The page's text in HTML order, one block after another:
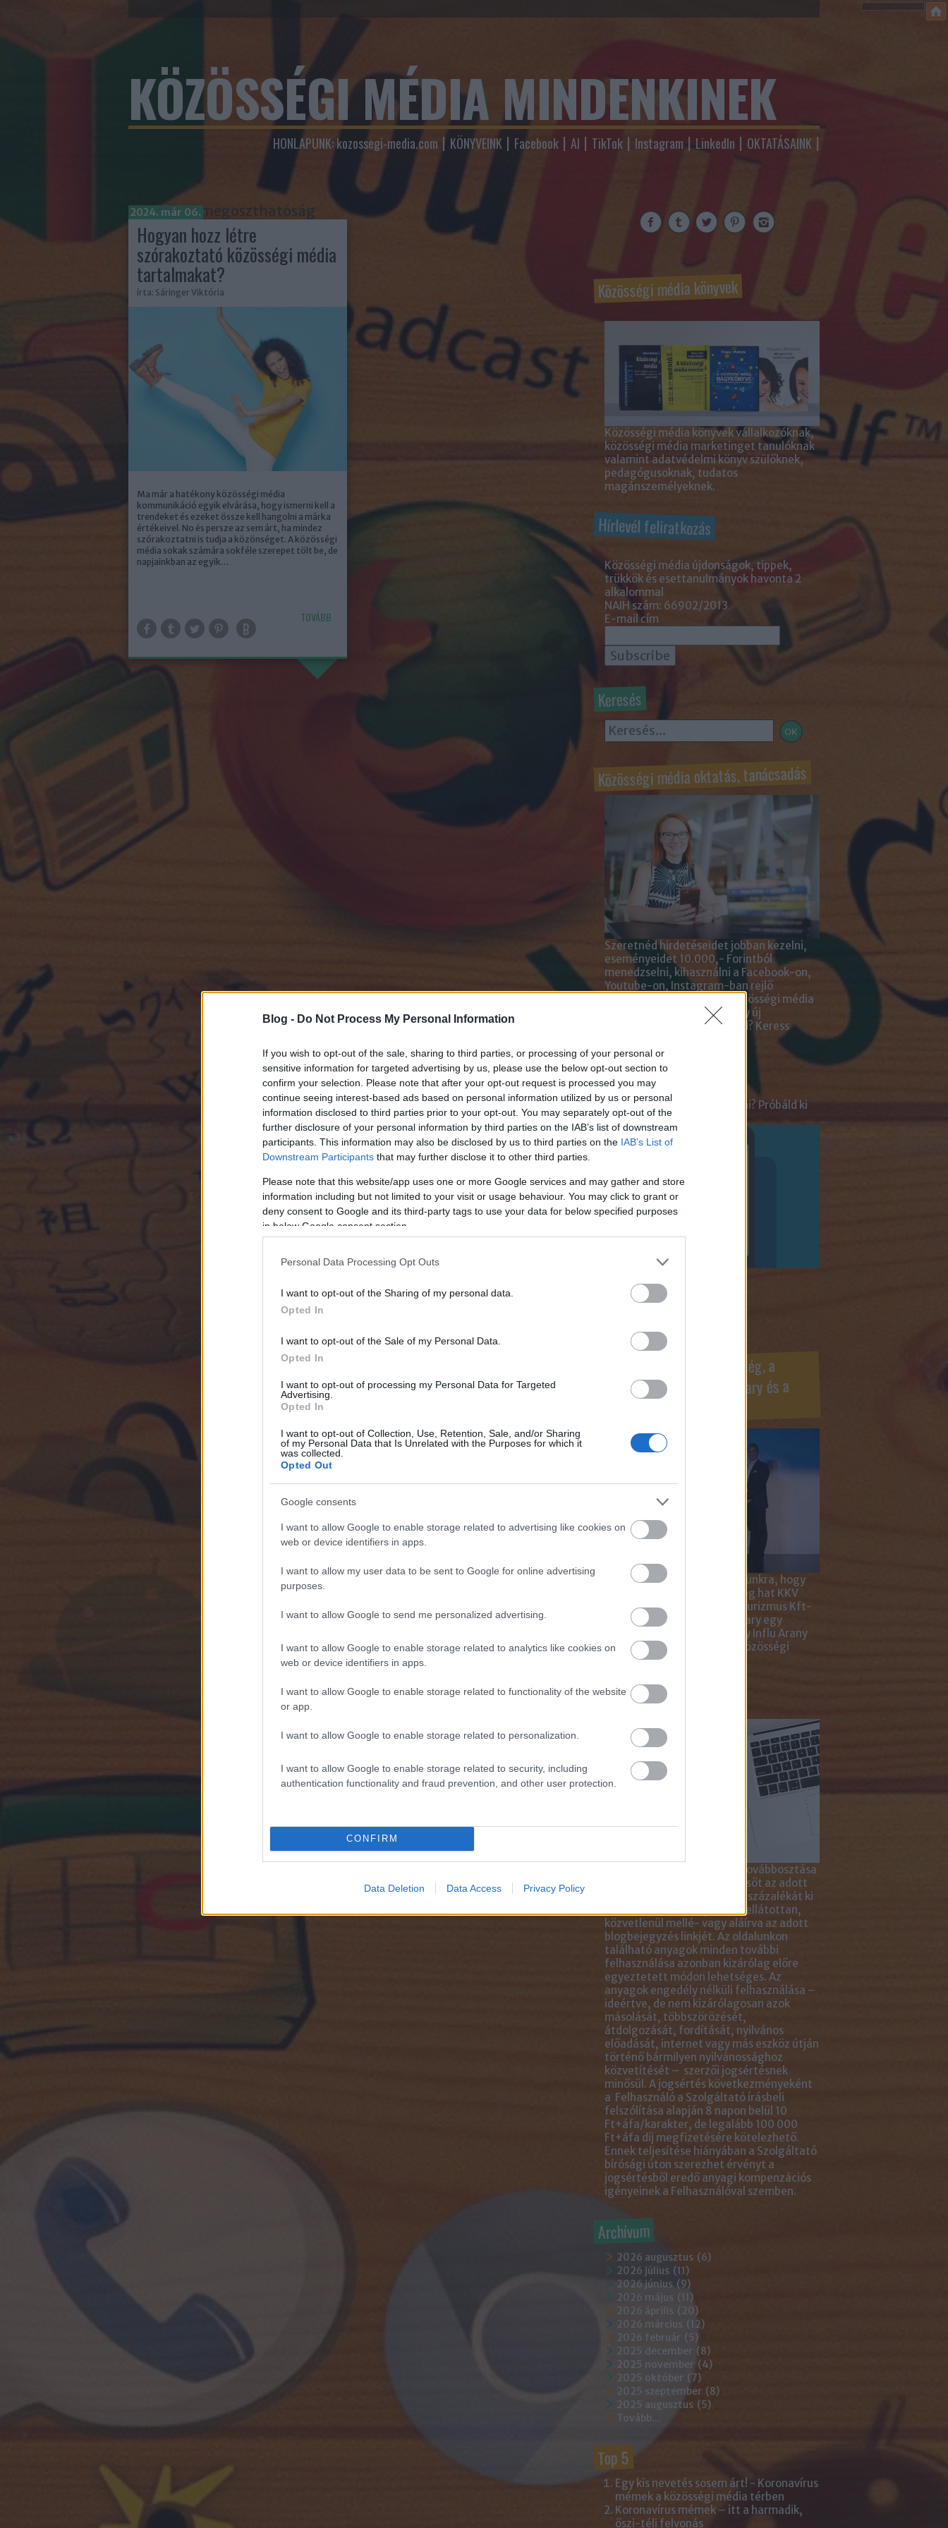
Blog - Do Not Process My Personal Information
If you wish to opt-out of the sale, sharing to third parties, or processing of your personal or
sensitive information for targeted advertising by us, please use the below opt-out section to
confirm your selection. Please note that after your opt-out request is processed you may
continue seeing interest-based ads based on personal information utilized by us or personal
information disclosed to third parties prior to your opt-out. You may separately opt-out of the
further disclosure of your personal information by third parties on the IAB’s list of downstream
participants. This information may also be disclosed by us to third parties on the IAB’s List of
Downstream Participants that may further disclose it to other third parties.
Please note that this website/app uses one or more Google services and may gather and store
information including but not limited to your visit or usage behaviour. You may click to grant or
deny consent to Google and its third-party tags to use your data for below specified purposes
in below Google consent section.
Personal Data Processing Opt Outs
I want to opt-out of the Sharing of my personal data.
Opted In
I want to opt-out of the Sale of my Personal Data.
Opted In
I want to opt-out of processing my Personal Data for Targeted
Advertising.
Opted In
I want to opt-out of Collection, Use, Retention, Sale, and/or Sharing
of my Personal Data that Is Unrelated with the Purposes for which it
was collected.
Opted Out
Google consents
I want to allow Google to enable storage related to advertising like cookies on
web or device identifiers in apps.
I want to allow my user data to be sent to Google for online advertising
purposes.
I want to allow Google to send me personalized advertising.
I want to allow Google to enable storage related to analytics like cookies on
web or device identifiers in apps.
I want to allow Google to enable storage related to functionality of the website
or app.
I want to allow Google to enable storage related to personalization.
I want to allow Google to enable storage related to security, including
authentication functionality and fraud prevention, and other user protection.
CONFIRM
Data Deletion Data Access Privacy Policy
KÖZÖSSÉGI MÉDIA MINDENKINEK
HONLAPUNK: kozossegi-media.com KÖNYVEINK Facebook AI TikTok Instagram LinkedIn OKTATÁSAINK
Címkék»megoszthatóság
2024. már 06.
Hogyan hozz létre
szórakoztató közösségi média
tartalmakat?
írta: Sáringer Viktória
Ma már a hatékony közösségi média
kommunikáció egyik elvárása, hogy ismerni kell a
trendeket és ezeket össze kell hangolni a márka
értékeivel. No és persze az sem árt, ha mindez
szórakoztatni is tudja a közönséget. A közösségi
média sokak számára sokféle szerepet tölt be, de
napjainkban az egyik…
TOVÁBB
Közösségi média könyvek
Közösségi média könyvek vállalkozóknak,
közösségi média marketinget tanulóknak
valamint adatvédelmi könyv szülőknek,
pedagógusoknak, tudatos
magánszemélyeknek.
Hírlevél feliratkozás
Közösségi média újdonságok, tippek,
trükkök és esettanulmányok havonta 2
alkalommal
NAIH szám: 66902/2013
E-mail cím
Keresés
Közösségi média oktatás, tanácsadás
Szeretnéd hirdetéseidet jobban kezelni,
eseményeidet 10.000,- Forintból
menedzselni, kihasználni a Facebook-on,
Youtube-on, Instagram-ban rejlő
lehetőségeket? Kiadnád közösségi média
oldalai kezelését? Netán egy új
alkalmazásra van szükséged? Keress
Chatbot
Szeretnél velünk beszélgetni? Próbáld ki
Messenger Chatbotunkat!
Facebook oldaldoboz
Magyar Marketing Szövetség, a
KREATÍV, az Internet Hungary és a
Nagy megtiszteltetés számunkra, hogy
Magyar Marketing Szövetség hat KKV
Marketing Gyémánt Díjjal, Turizmus Kft-
től 5 díjjal, az Internet Hungary egy
fődíjjal, a KREATÍV pedig egy Influ Arany
díjjal tüntette ki cégünket közösségi
média kampányaiért.
Így használd cikkeinket...
Az anyagok linkkel történő továbbosztása
természetesen lehetséges, sőt az adott
blogcikkben lévő tartalom 5 százalékát ki
is másolhatod idézőjelekkel ellátottan,
közvetlenül mellé- vagy aláírva az adott
blogbejegyzés linkjét. Az oldalunkon
található anyagok minden további
felhasználása azonban kizárólag előre
egyeztetett módon lehetséges. Az
anyagok engedély nélküli felhasználása –
ideértve, de nem kizárólagosan azok
másolását, többszörözését,
átdolgozását, fordítását, nyilvános
előadását, internet vagy más eszköz útján
történő bármilyen nyilvánossághoz
közvetítését – szerzői jogsértésnek
minősül. A jogsértés következményeként
a Felhasználó a Szolgáltató írásbeli
felszólítása alapján 8 napon belül 10
Ft+áfa/karakter, de legalább 100 000
Ft+áfa díj megfizetésére kötelezhető.
Ennek teljesítése hiányában a Szolgáltató
bírósági úton szerezhet érvényt a
jogsértésből eredő anyagi kompenzációs
igényeinek a Felhasználóval szemben.
Archívum
2026 augusztus (6)
2026 július (11)
2026 június (9)
2026 május (11 )
2026 április (20)
2026 március (12)
2026 február (5)
2025 december (8)
2025 november (4)
2025 október (7)
2025 szeptember (8)
2025 augusztus (5)
Tovább...
Top 5
Egy kis nevetés sosem árt! - Koronavírus
mémek a közösségi média térben
Koronavírus mémek – itt a harmadik,
őszi-téli felvonás